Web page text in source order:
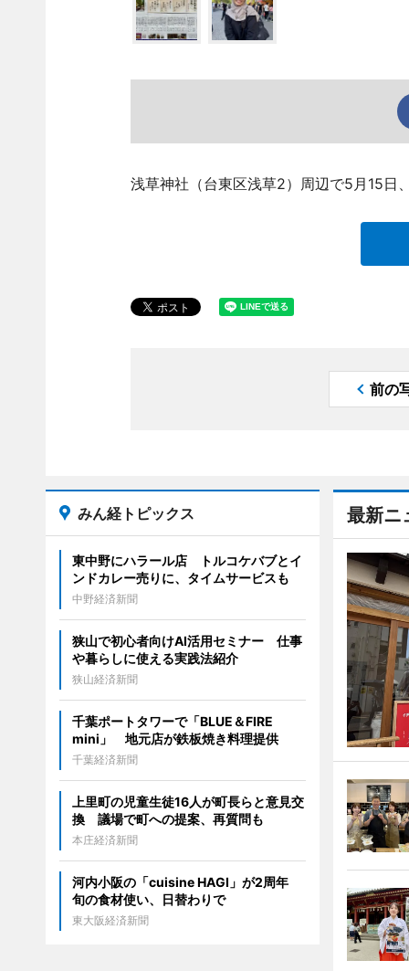
浅草神社（台東区浅草2）周辺で5月15日
前の
最新ニ
みん経トピックス
東中野にハラール店 トルコケバブとイ
ンドカレー売りに、タイムサービスも
中野経済新聞
狭山で初心者向けAI活用セミナー 仕事
や暮らしに使える実践法紹介
狭山経済新聞
千葉ポートタワーで「BLUE＆FIRE
mini」 地元店が鉄板焼き料理提供
千葉経済新聞
上里町の児童生徒16人が町長らと意見交
換 議場で町への提案、再質問も
本庄経済新聞
河内小阪の「cuisine HAGI」が2周年
旬の食材使い、日替わりで
東大阪経済新聞